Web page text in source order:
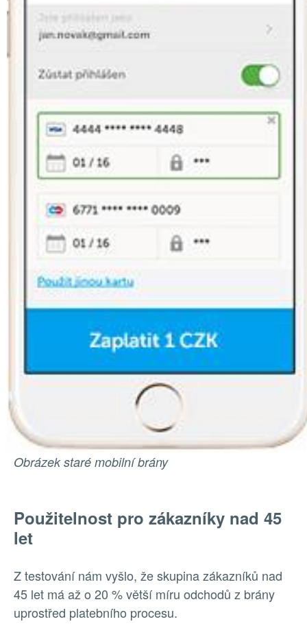
Obrázek staré mobilní brány
Použitelnost pro zákazníky nad 45
let
Z testování nám vyšlo, že skupina zákazníků nad
45 let má až o 20 % větší míru odchodů z brány
uprostřed platebního procesu.